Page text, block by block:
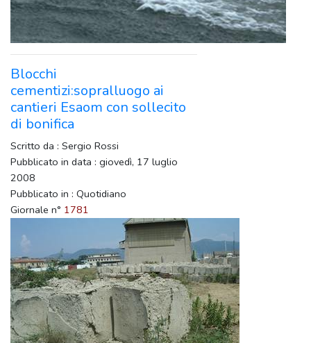
Blocchi
cementizi:sopralluogo ai
cantieri Esaom con sollecito
di bonifica
Scritto da : Sergio Rossi
Pubblicato in data : giovedì, 17 luglio
2008
Pubblicato in : Quotidiano
Giornale n° 1781